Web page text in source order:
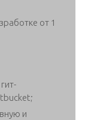
от 1
и